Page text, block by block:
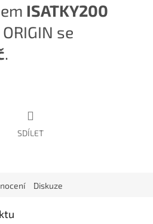
ISATKY200
se
.
SDÍLET
Diskuze